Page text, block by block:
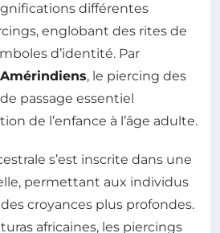
différentes
englobant des rites de
d’identité. Par
Amérindiens, le piercing des
passage essentiel
de l’enfance à l’âge adulte.
s’est inscrite dans une
permettant aux individus
croyances plus profondes.
africaines, les piercings